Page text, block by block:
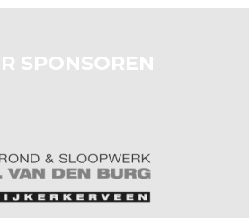
SPONSOREN